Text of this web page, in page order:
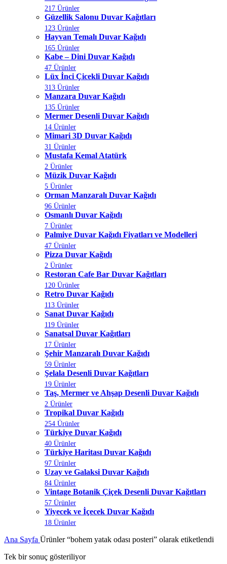
217 Ürünler
Güzellik Salonu Duvar Kağıtları
123 Ürünler
Hayvan Temalı Duvar Kağıdı
165 Ürünler
Kabe – Dini Duvar Kağıdı
47 Ürünler
Lüx İnci Çicekli Duvar Kağıdı
313 Ürünler
Manzara Duvar Kağıdı
135 Ürünler
Mermer Desenli Duvar Kağıdı
14 Ürünler
Mimari 3D Duvar Kağıdı
31 Ürünler
Mustafa Kemal Atatürk
2 Ürünler
Müzik Duvar Kağıdı
5 Ürünler
Orman Manzaralı Duvar Kağıdı
96 Ürünler
Osmanlı Duvar Kağıdı
7 Ürünler
Palmiye Duvar Kağıdı Fiyatları ve Modelleri
47 Ürünler
Pizza Duvar Kağıdı
2 Ürünler
Restoran Cafe Bar Duvar Kağıtları
120 Ürünler
Retro Duvar Kağıdı
113 Ürünler
Sanat Duvar Kağıdı
119 Ürünler
Sanatsal Duvar Kağıtları
17 Ürünler
Şehir Manzaralı Duvar Kağıdı
59 Ürünler
Şelala Desenli Duvar Kağıtları
19 Ürünler
Taş, Mermer ve Ahşap Desenli Duvar Kağıdı
2 Ürünler
Tropikal Duvar Kağıdı
254 Ürünler
Türkiye Duvar Kağıdı
40 Ürünler
Türkiye Haritası Duvar Kağıdı
97 Ürünler
Uzay ve Galaksi Duvar Kağıdı
84 Ürünler
Vintage Botanik Çiçek Desenli Duvar Kağıtları
57 Ürünler
Yiyecek ve İçecek Duvar Kağıdı
18 Ürünler
Ana Sayfa Ürünler “bohem yatak odası posteri” olarak etiketlendi
Tek bir sonuç gösteriliyor